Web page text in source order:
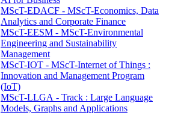
MScT-EDACF - MScT-Economics, Data
Analytics and Corporate Finance
MScT-EESM - MScT-Environmental
Engineering and Sustainability
Management
MScT-IOT - MScT-Internet of Things :
Innovation and Management Program
(IoT)
MScT-LLGA - Track : Large Language
Models, Graphs and Applications